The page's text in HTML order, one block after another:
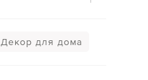
Декор для дома